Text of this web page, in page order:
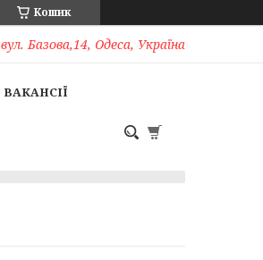
Кошик
вул. Базова,14, Одеса, Україна
ВАКАНСІЇ